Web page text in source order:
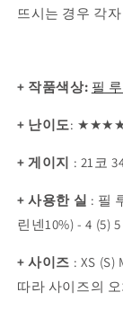
뜨시는 경우 각
+ 작품색상: 필
+ 난이도: ★★★
+ 게이지 : 21코
+사용한 실 : 필
린넨10%) - 4 (5)
+ 사이즈 : XS (S)
따라 사이즈의